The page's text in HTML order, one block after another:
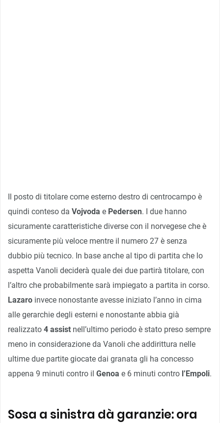
Il posto di titolare come esterno destro di centrocampo è
quindi conteso da Vojvoda e Pedersen. I due hanno
sicuramente caratteristiche diverse con il norvegese che è
sicuramente più veloce mentre il numero 27 è senza
dubbio più tecnico. In base anche al tipo di partita che lo
aspetta Vanoli deciderà quale dei due partirà titolare, con
l’altro che probabilmente sarà impiegato a partita in corso.
Lazaro invece nonostante avesse iniziato l’anno in cima
alle gerarchie degli esterni e nonostante abbia già
realizzato 4 assist nell’ultimo periodo è stato preso sempre
meno in considerazione da Vanoli che addirittura nelle
ultime due partite giocate dai granata gli ha concesso
appena 9 minuti contro il Genoa e 6 minuti contro l’Empoli.
Sosa a sinistra dà garanzie: ora